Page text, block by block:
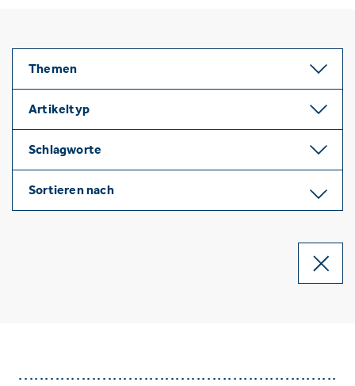
Themen
Artikeltyp
Schlagworte
Sortieren nach